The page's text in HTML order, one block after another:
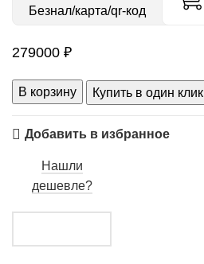
Безнал/карта/qr-код
279000 ₽
В корзину Купить в один клик
Добавить в избранное
Нашли
дешевле?